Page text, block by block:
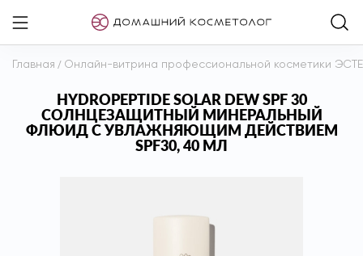
Главная / Онлайн-витрина профессиональной косметики
HYDROPEPTIDE SOLAR DEW SPF 30
СОЛНЦЕЗАЩИТНЫЙ МИНЕРАЛЬНЫЙ
ФЛЮИД С УВЛАЖНЯЮЩИМ ДЕЙСТВИЕМ
SPF30, 40 МЛ